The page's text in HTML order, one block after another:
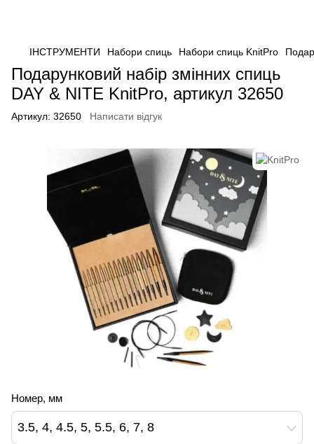
ІНСТРУМЕНТИ Набори спиць Набори спиць KnitPro
Подарунковий набір змінних спиць
DAY & NITE KnitPro, артикул 32650
Артикул: 32650 Написати відгук
Номер, мм
3.5, 4, 4.5, 5, 5.5, 6, 7, 8